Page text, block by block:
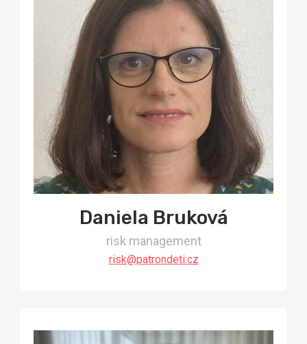
Daniela Bruková
risk management
risk@patrondeti.cz